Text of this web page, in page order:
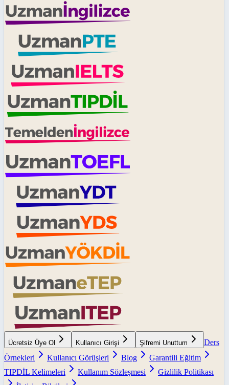
Ücretsiz Üye Ol Kullanıcı Girişi Şifremi Unuttum
Ders
Örnekleri
Kullanıcı Görüşleri Blog
Garantili Eğitim
TIPDİL Kelimeleri
Kullanım Sözleşmesi
Gizlilik Politikası